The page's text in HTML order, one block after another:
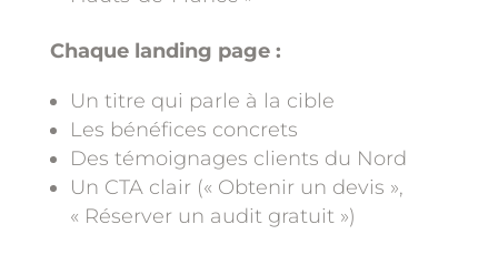
Chaque landing page :
Un titre qui parle à la cible
Les bénéfices concrets
Des témoignages clients du Nord
Un CTA clair (« Obtenir un devis »,
« Réserver un audit gratuit »)